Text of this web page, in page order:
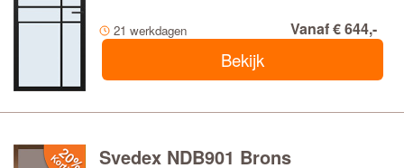
21 werkdagen Vanaf € 644,-
Bekijk
Svedex NDB901 Brons